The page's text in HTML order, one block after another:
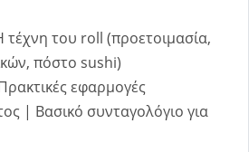
του roll (προετοιμασία,
πόστο sushi)
εφαρμογές
| Βασικό συνταγολόγιο για